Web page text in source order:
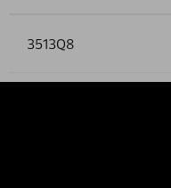
3513Q8